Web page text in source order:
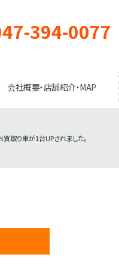
394-0077
会社概要・店舗紹介・MAP
買取り車が1台UPされました。